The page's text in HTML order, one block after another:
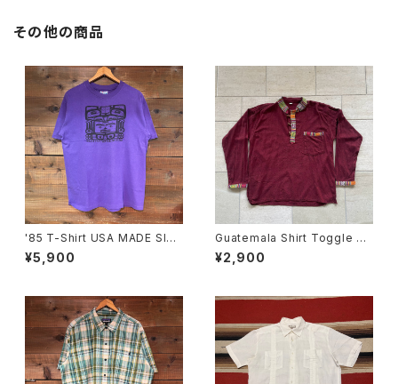
その他の商品
'85 T-Shirt USA MADE SIZ
E:L
¥5,900
Guatemala Shirt Toggle Bu
tton
¥2,900